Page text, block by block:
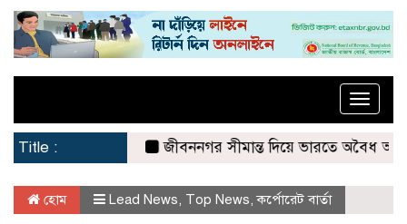
Toggle
Title :
জীবননগর সীমান্ত দিয়ে ভারতে অবৈধ
হোম Lead News Top News ,কর্পোরেট বার্তা